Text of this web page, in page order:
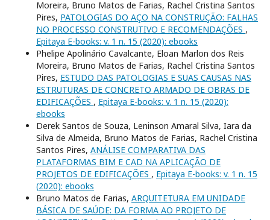
Moreira, Bruno Matos de Farias, Rachel Cristina Santos
Pires, PATOLOGIAS DO AÇO NA CONSTRUÇÃO: FALHAS
NO PROCESSO CONSTRUTIVO E RECOMENDAÇÕES ,
Epitaya E-books: v. 1 n. 15 (2020): ebooks
Phelipe Apolinário Cavalcante, Eloan Marlon dos Reis
Moreira, Bruno Matos de Farias, Rachel Cristina Santos
Pires, ESTUDO DAS PATOLOGIAS E SUAS CAUSAS NAS
ESTRUTURAS DE CONCRETO ARMADO DE OBRAS DE
EDIFICAÇÕES , Epitaya E-books: v. 1 n. 15 (2020):
ebooks
Derek Santos de Souza, Leninson Amaral Silva, Iara da
Silva de Almeida, Bruno Matos de Farias, Rachel Cristina
Santos Pires, ANÁLISE COMPARATIVA DAS
PLATAFORMAS BIM E CAD NA APLICAÇÃO DE
PROJETOS DE EDIFICAÇÕES , Epitaya E-books: v. 1 n. 15
(2020): ebooks
Bruno Matos de Farias, ARQUITETURA EM UNIDADE
BÁSICA DE SAÚDE: DA FORMA AO PROJETO DE